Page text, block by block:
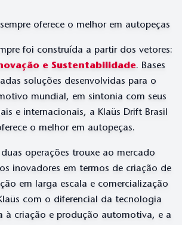
oferece o melhor em autopeças
foi construída a partir dos vetores:
e Sustentabilidade. Bases
soluções desenvolvidas para o
mundial, em sintonia com seus
e internacionais, a Klaüs Drift Brasil
o melhor em autopeças.
operações trouxe ao mercado
inovadores em termos de criação de
em larga escala e comercialização
com o diferencial da tecnologia
à criação e produção automotiva, e a